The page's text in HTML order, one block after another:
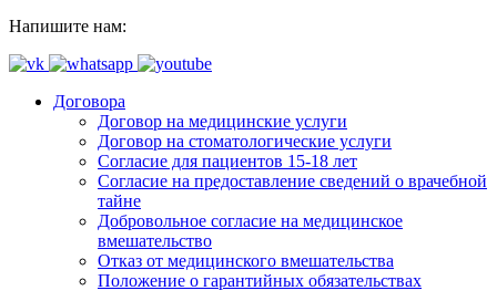
Напишите нам:
Договора
Договор на медицинские услуги
Договор на стоматологические услуги
Согласие для пациентов 15-18 лет
Согласие на предоставление сведений о врачебной
тайне
Добровольное согласие на медицинское
вмешательство
Отказ от медицинского вмешательства
Положение о гарантийных обязательствах